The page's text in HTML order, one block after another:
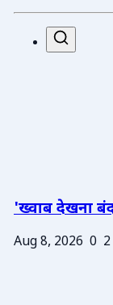
'ख्वाब देखना
Aug 8, 2026 0 2